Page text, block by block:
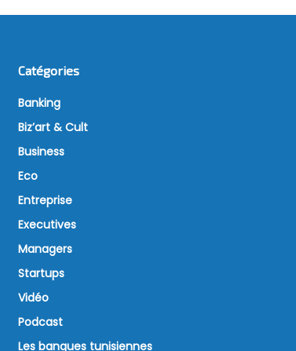
Catégories
Banking
Biz’art & Cult
Business
Eco
Entreprise
Executives
Managers
Startups
Vidéo
Podcast
Les banques tunisiennes